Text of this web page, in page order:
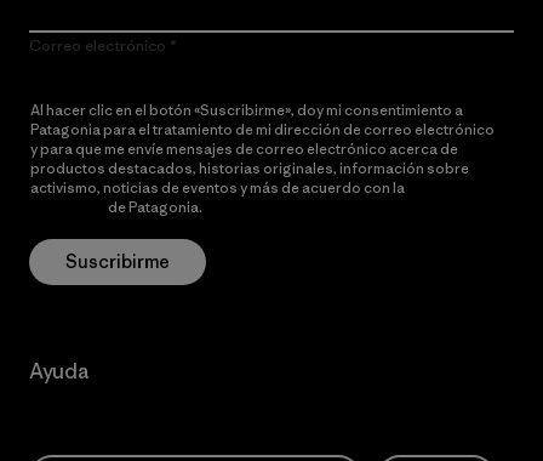
Correo electrónico
Al hacer clic en el botón «Suscribirme», doy mi consentimiento a
Patagonia para el tratamiento de mi dirección de correo electrónico
y para que me envíe mensajes de correo electrónico acerca de
productos destacados, historias originales, información sobre
activismo, noticias de eventos y más de acuerdo con la
de Patagonia.
Suscribirme
Ayuda